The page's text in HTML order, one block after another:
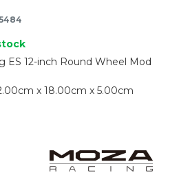
ES 12-inch Round Wheel Mod
x 18.00cm x 5.00cm